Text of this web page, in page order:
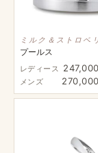
ミルク＆ストロベ
プールス
レディース 247,000
メンズ
270,000